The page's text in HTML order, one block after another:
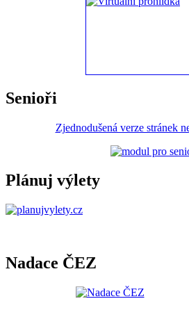
Senioři
Zjednodušená verze stránek
Plánuj výlety
Nadace ČEZ